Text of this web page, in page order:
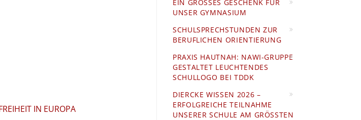
IN EUROPA
EIN GROSSES GESCHENK FÜR U
NSER GYMNASIUM
SCHULSPRECHSTUNDEN ZUR
BERUFLICHEN ORIENTIERUNG
PRAXIS HAUTNAH: NAWI-GRUPPE
GESTALTET LEUCHTENDES
SCHULLOGO BEI TDDK
DIERCKE WISSEN 2026 –
ERFOLGREICHE TEILNAHME
UNSERER SCHULE AM GRÖSSTEN G